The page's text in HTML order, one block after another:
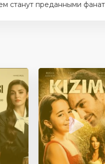
станут преданными